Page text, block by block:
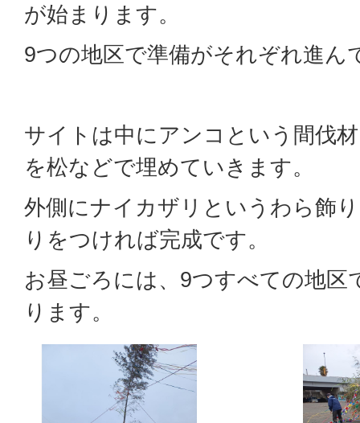
が始まります。
9つの地区で準備がそれぞれ進ん
サイトは中にアンコという間伐
を松などで埋めていきます。
外側にナイカザリというわら飾
りをつければ完成です。
お昼ごろには、9つすべての地区
ります。